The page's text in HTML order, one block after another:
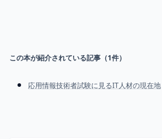
この本が紹介されている記事（1件）
応用情報技術者試験に見るIT人材の現在地